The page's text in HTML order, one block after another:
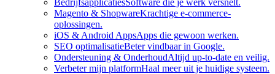
BedrijfsapplicatiesSoftware die je werk versnelt.
Magento & ShopwareKrachtige e-commerce-
oplossingen.
iOS & Android AppsApps die gewoon werken.
SEO optimalisatieBeter vindbaar in Google.
Ondersteuning & OnderhoudAltijd up-to-date en veilig.
Verbeter mijn platformHaal meer uit je huidige systeem.